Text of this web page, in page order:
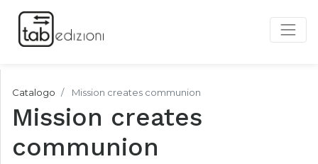
Catalogo Mission creates communion
Mission creates
communion